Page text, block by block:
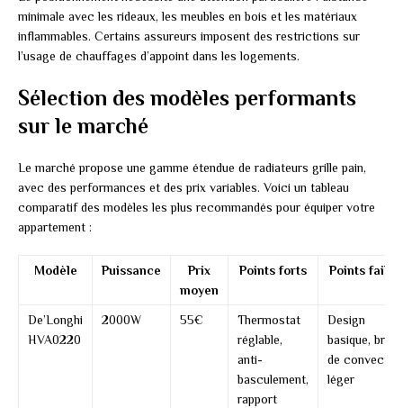
minimale avec les rideaux, les meubles en bois et les matériaux
inflammables. Certains assureurs imposent des restrictions sur
l’usage de chauffages d’appoint dans les logements.
Sélection des modèles performants
sur le marché
Le marché propose une gamme étendue de radiateurs grille pain,
avec des performances et des prix variables. Voici un tableau
comparatif des modèles les plus recommandés pour équiper votre
appartement :
Modèle Puissance
Prix
moyen
Points forts Points
De’Longhi
HVA0220
2000W 55€
Thermostat
réglable,
anti-
basculement,
rapport
Design
basique, bruit
de
léger